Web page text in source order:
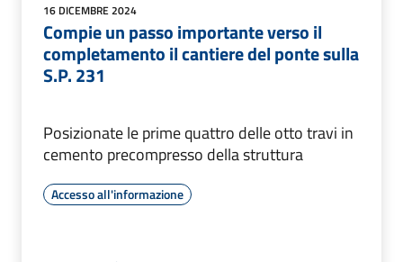
16 DICEMBRE 2024
Compie un passo importante verso il
completamento il cantiere del ponte sulla
S.P. 231
Posizionate le prime quattro delle otto travi in
cemento precompresso della struttura
Accesso all'informazione